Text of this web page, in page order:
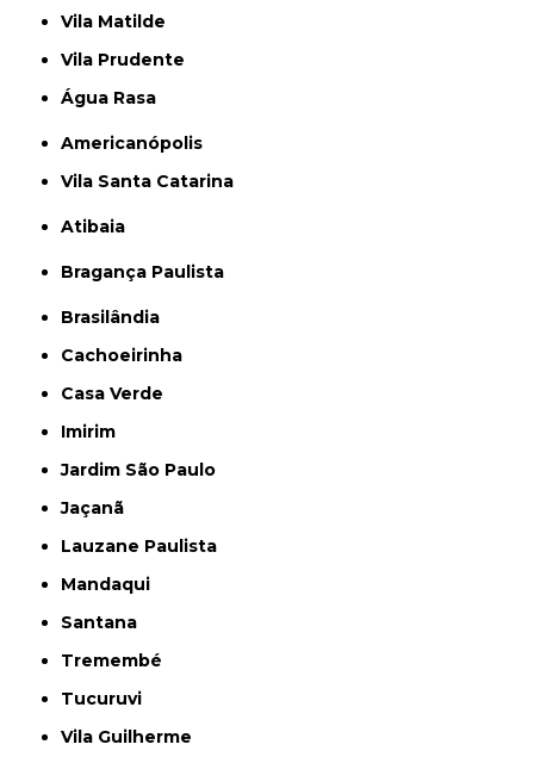
Vila Matilde
Vila Prudente
Água Rasa
Americanópolis
Vila Santa Catarina
Atibaia
Bragança Paulista
Brasilândia
Cachoeirinha
Casa Verde
Imirim
Jardim São Paulo
Jaçanã
Lauzane Paulista
Mandaqui
Santana
Tremembé
Tucuruvi
Vila Guilherme